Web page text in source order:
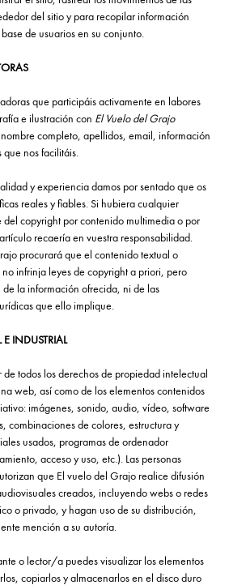
del sitio y para recopilar información
de usuarios en su conjunto.
que participáis activamente en labores
e ilustración con El Vuelo del Grajo
completo, apellidos, email, información
que nos facilitáis.
y experiencia damos por sentado que os
reales y fiables. Si hubiera cualquier
del copyright por contenido multimedia o por
recaería en vuestra responsabilidad.
procurará que el contenido textual o
infrinja leyes de copyright a priori, pero
de la información ofrecida, ni de las
que ello implique.
E INDUSTRIAL
de todos los derechos de propiedad intelectual
web, así como de los elementos contenidos
imágenes, sonido, audio, vídeo, software
combinaciones de colores, estructura y
usados, programas de ordenador
acceso y uso, etc.). Las personas
que El vuelo del Grajo realice difusión
creados, incluyendo webs o redes
o privado, y hagan uso de su distribución,
mención a su autoría.
o lector/a puedes visualizar los elementos
copiarlos y almacenarlos en el disco duro